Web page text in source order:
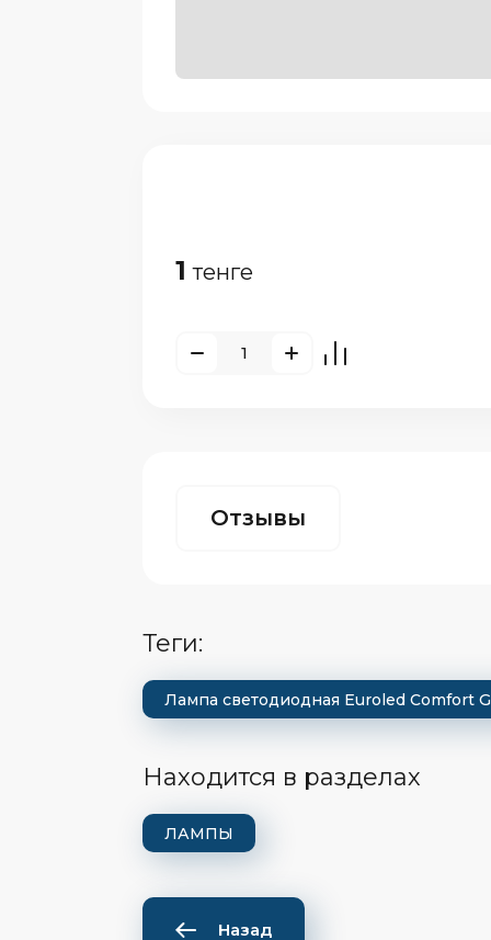
1 тенге
Отзывы
теги:
Лампа светодиодная Euroled Comfort
Находится в разделах
ЛАМПЫ
Назад